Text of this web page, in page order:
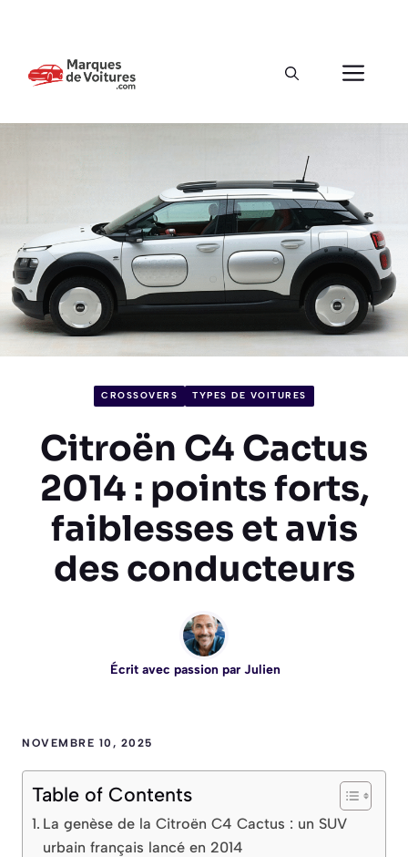
CROSSOVERS TYPES DE VOITURES
Citroën C4 Cactus
2014 : points forts,
faiblesses et avis
des conducteurs
Écrit avec passion par Julien
NOVEMBRE 10, 2025
Table of Contents
La genèse de la Citroën C4 Cactus : un SUV
urbain français lancé en 2014